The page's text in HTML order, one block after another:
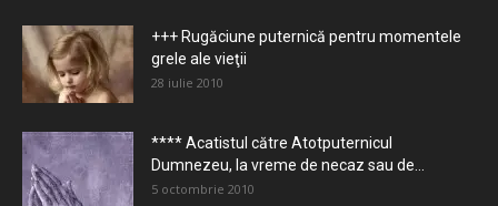
+++ Rugăciune puternică pentru momentele
grele ale vieţii
28 iulie 2010
**** Acatistul către Atotputernicul
Dumnezeu, la vreme de necaz sau de...
5 octombrie 2010